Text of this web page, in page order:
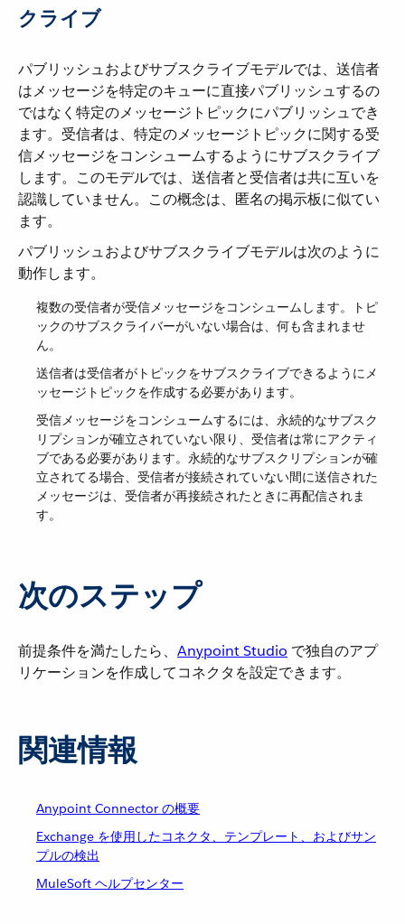
クライブ
パブリッシュおよびサブスクライブモデルでは、送信者
はメッセージを特定のキューに直接パブリッシュするの
ではなく特定のメッセージトピックにパブリッシュでき
ます。受信者は、特定のメッセージトピックに関する受
信メッセージをコンシュームするようにサブスクライブ
します。このモデルでは、送信者と受信者は共に互いを
認識していません。この概念は、匿名の掲示板に似てい
ます。
パブリッシュおよびサブスクライブモデルは次のように
動作します。
複数の受信者が受信メッセージをコンシュームします。トピ
ックのサブスクライバーがいない場合は、何も含まれませ
ん。
送信者は受信者がトピックをサブスクライブできるようにメ
ッセージトピックを作成する必要があります。
受信メッセージをコンシュームするには、永続的なサブスク
リプションが確立されていない限り、受信者は常にアクティ
ブである必要があります。永続的なサブスクリプションが確
立されてる場合、受信者が接続されていない間に送信された
メッセージは、受信者が再接続されたときに再配信されま
す。
次のステップ
前提条件を満たしたら、​ Anypoint Studio ​ で独自のアプ
リケーションを作成してコネクタを設定できます。
関連情報
Anypoint Connector の概要
Exchange を使用したコネクタ、テンプレート、およびサン
プルの検出
MuleSoft ヘルプセンター